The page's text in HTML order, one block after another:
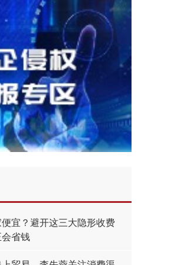
宜？避开这三大隐形收费
会省钱